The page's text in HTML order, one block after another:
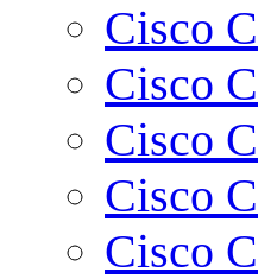
Cisco
Cisco
Cisco
Cisco
Cisco